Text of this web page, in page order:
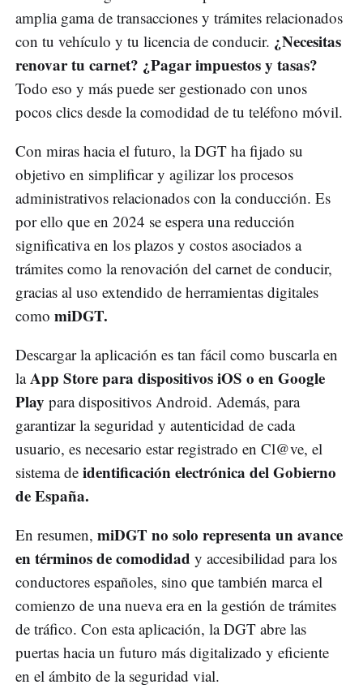
amplia gama de transacciones y trámites relacionados
con tu vehículo y tu licencia de conducir. ¿Necesitas
renovar tu carnet? ¿Pagar impuestos y tasas?
Todo eso y más puede ser gestionado con unos
pocos clics desde la comodidad de tu teléfono móvil.
Con miras hacia el futuro, la DGT ha fijado su
objetivo en simplificar y agilizar los procesos
administrativos relacionados con la conducción. Es
por ello que en 2024 se espera una reducción
significativa en los plazos y costos asociados a
trámites como la renovación del carnet de conducir,
gracias al uso extendido de herramientas digitales
como miDGT.
Descargar la aplicación es tan fácil como buscarla en
laApp Store para dispositivos iOS o en Google
Play para dispositivos Android. Además, para
garantizar la seguridad y autenticidad de cada
usuario, es necesario estar registrado en Cl@ve, el
sistema de identificación electrónica del Gobierno
de España.
En resumen, miDGT no solo representa un avance
en términos de comodidad y accesibilidad para los
conductores españoles, sino que también marca el
comienzo de una nueva era en la gestión de trámites
de tráfico. Con esta aplicación, la DGT abre las
puertas hacia un futuro más digitalizado y eficiente
en el ámbito de la seguridad vial.